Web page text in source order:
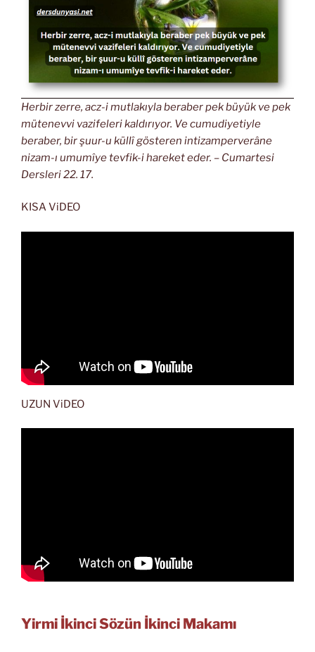
Herbir zerre, acz-i mutlakıyla beraber pek büyük ve pek
mütenevvi vazifeleri kaldırıyor. Ve cumudiyetiyle
beraber, bir şuur-u küllî gösteren intizamperverâne
nizam-ı umumîye tevfik-i hareket eder. – Cumartesi
Dersleri 22. 17.
KISA ViDEO
UZUN ViDEO
Yirmi İkinci Sözün İkinci Makamı